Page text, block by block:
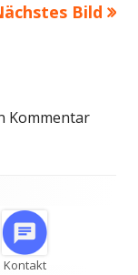
Bild
Kommentar
Kontakt